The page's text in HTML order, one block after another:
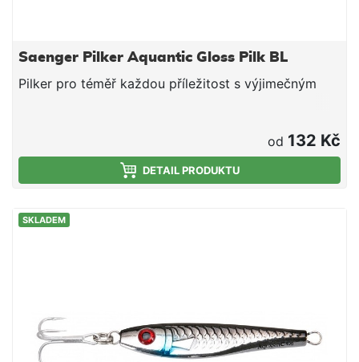
Saenger Pilker Aquantic Gloss Pilk BL
Pilker pro téměř každou příležitost s výjimečným
od 132 Kč
DETAIL PRODUKTU
SKLADEM